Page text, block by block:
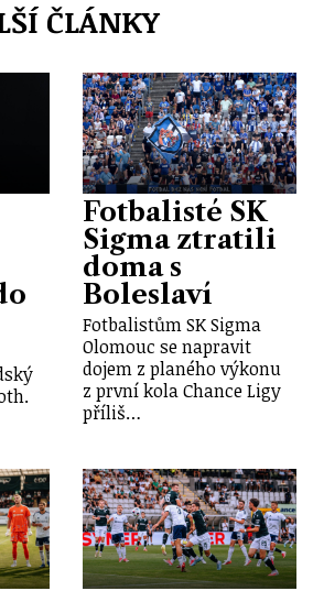
ČLÁNKY
Fotbalisté SK
Sigma ztratili
doma s
Boleslaví
Fotbalistům SK Sigma
Olomouc se napravit
dojem z planého výkonu
z první kola Chance Ligy
příliš…